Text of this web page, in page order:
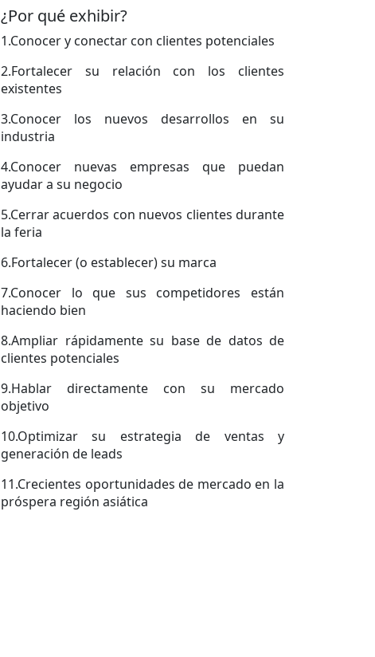
¿Por qué exhibir?
1.Conocer y conectar con clientes potenciales
2.Fortalecer su relación con los clientes
existentes
3.Conocer los nuevos desarrollos en su
industria
4.Conocer nuevas empresas que puedan
ayudar a su negocio
5.Cerrar acuerdos con nuevos clientes durante
la feria
6.Fortalecer (o establecer) su marca
7.Conocer lo que sus competidores están
haciendo bien
8.Ampliar rápidamente su base de datos de
clientes potenciales
9.Hablar directamente con su mercado
objetivo
10.Optimizar su estrategia de ventas y
generación de leads
11.Crecientes oportunidades de mercado en la
próspera región asiática